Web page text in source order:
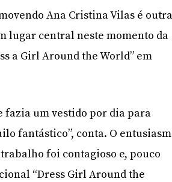
Ana Cristina Vilas é
lugar central neste momento da
a Girl Around the World” em
fazia um vestido por dia para
fantástico”, conta. O
foi contagioso e, pouco
“Dress Girl Around the